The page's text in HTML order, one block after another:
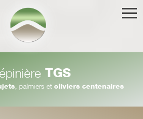
TGS
, palmiers et oliviers centenaires